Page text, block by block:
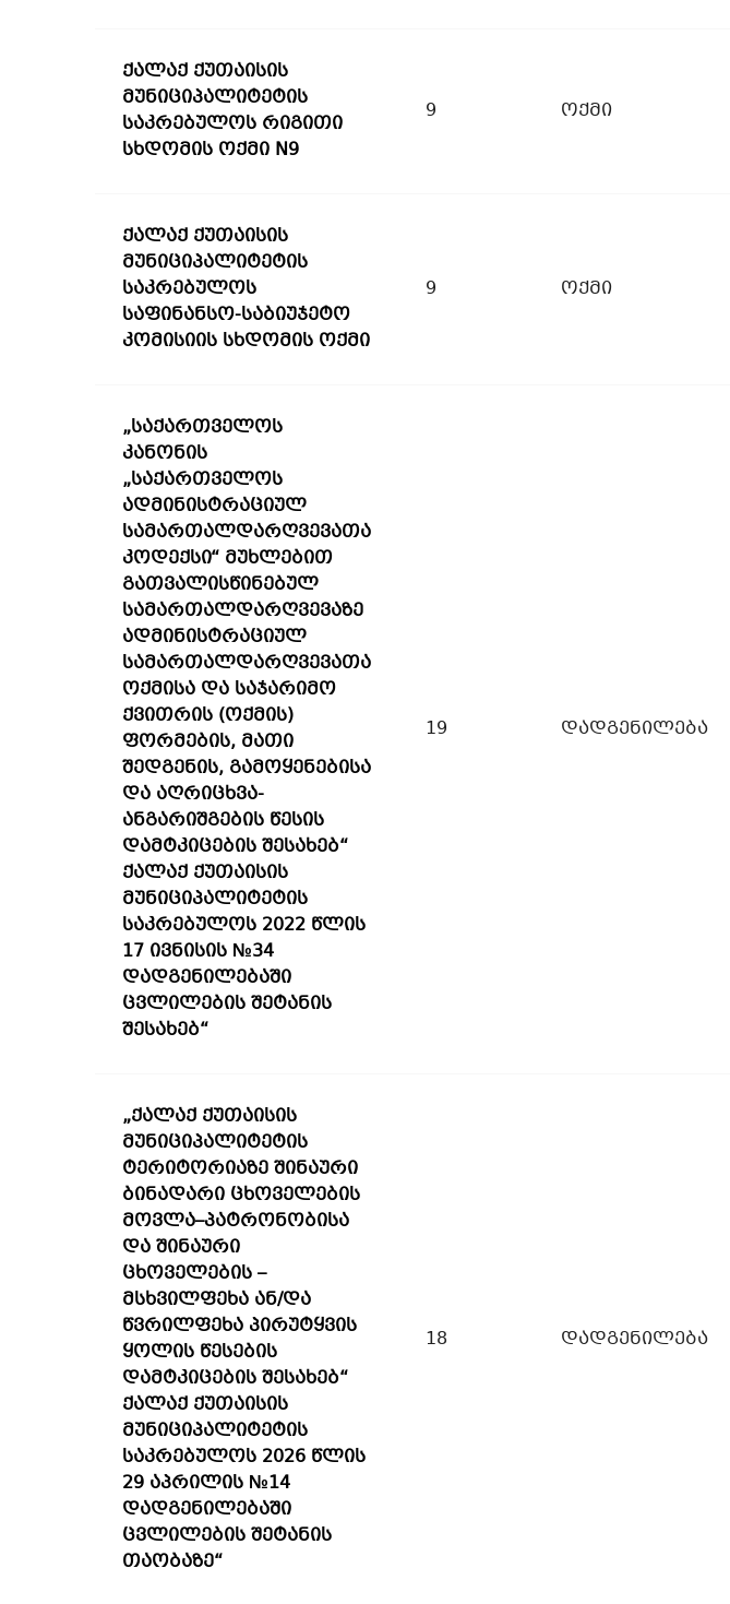
ქალაქ ქუთაისის
მუნიციპალიტეტის
საკრებულოს რიგითი
სხდომის ოქმი N9
9 ოქმი
ქალაქ ქუთაისის
მუნიციპალიტეტის
საკრებულოს
საფინანსო-საბიუჯეტო
კომისიის სხდომის ოქმი
9 ოქმი
„საქართველოს
კანონის
„საქართველოს
ადმინისტრაციულ
სამართალდარღვევათა
კოდექსი“ მუხლებით
გათვალისწინებულ
სამართალდარღვევაზე
ადმინისტრაციულ
სამართალდარღვევათა
ოქმისა და საჯარიმო
ქვითრის (ოქმის)
ფორმების, მათი
შედგენის, გამოყენებისა
და აღრიცხვა-
ანგარიშგების წესის
დამტკიცების შესახებ“
ქალაქ ქუთაისის
მუნიციპალიტეტის
საკრებულოს 2022 წლის
17 ივნისის №34
დადგენილებაში
ცვლილების შეტანის
შესახებ“
19 დადგენილება
„ქალაქ ქუთაისის
მუნიციპალიტეტის
ტერიტორიაზე შინაური
ბინადარი ცხოველების
მოვლა–პატრონობისა
და შინაური
ცხოველების –
მსხვილფეხა ან/და
წვრილფეხა პირუტყვის
ყოლის წესების
დამტკიცების შესახებ“
ქალაქ ქუთაისის
მუნიციპალიტეტის
საკრებულოს 2026 წლის
29 აპრილის №14
დადგენილებაში
ცვლილების შეტანის
თაობაზე“
18 დადგენილება